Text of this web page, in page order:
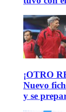
¡OTRO
Nuevo
y se